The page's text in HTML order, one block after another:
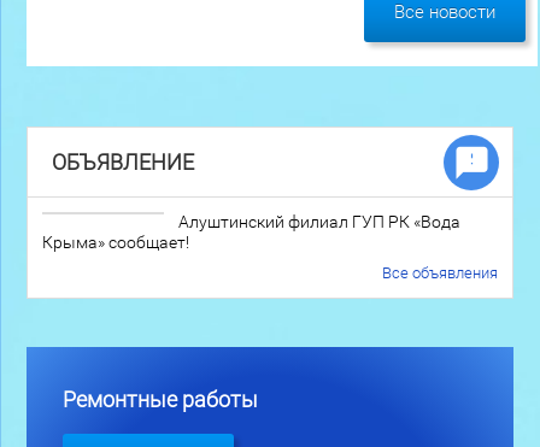
Все новости
ОБЪЯВЛЕНИЕ
Алуштинский филиал ГУП РК «Вода
Крыма» сообщает!
Все объявления
Ремонтные работы